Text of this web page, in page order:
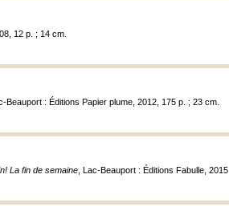
12 p. ; 14 cm.
Beauport : Éditions Papier plume, 2012, 175 p. ; 23 cm.
La fin de semaine , Lac-Beauport : Éditions Fabulle, 2015